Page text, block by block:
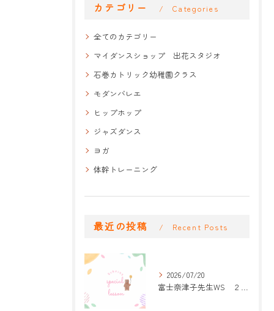
カテゴリー Categories
全てのカテゴリー
マイダンスショップ 出花スタジオ
石巻カトリック幼稚園クラス
モダンバレエ
ヒップホップ
ジャズダンス
ヨガ
体幹トレーニング
最近の投稿 Recent Posts
2026/07/20
富士奈津子先生WS ２回目